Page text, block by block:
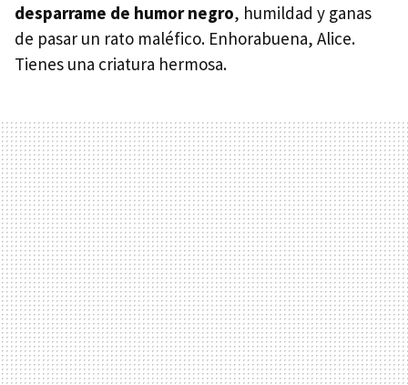
desparrame de humor negro, humildad y ganas
de pasar un rato maléfico. Enhorabuena, Alice.
Tienes una criatura hermosa.